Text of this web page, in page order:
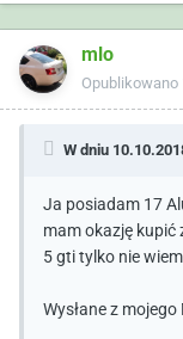
mlo
Opublikowano
W dniu
Ja posiadam 17
mam okazję kupić
5 gti tylko nie
Wysłane z